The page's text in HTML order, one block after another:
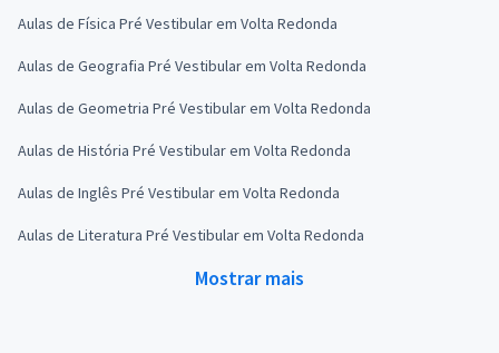
Aulas de Física Pré Vestibular em Volta Redonda
Aulas de Geografia Pré Vestibular em Volta Redonda
Aulas de Geometria Pré Vestibular em Volta Redonda
Aulas de História Pré Vestibular em Volta Redonda
Aulas de Inglês Pré Vestibular em Volta Redonda
Aulas de Literatura Pré Vestibular em Volta Redonda
Mostrar mais